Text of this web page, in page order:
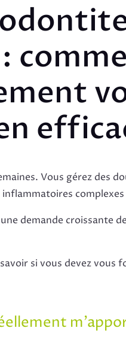
Vous gérez des
demande croissante
si vous devez